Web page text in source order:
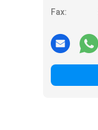
Fax: